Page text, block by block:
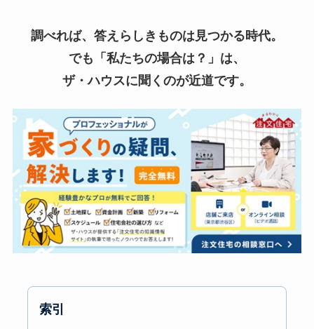
調べれば、答えらしきものは見つかる時代。
でも「私たちの場合は？」は、
ザ・ハウスに聞くのが近道です。
索引